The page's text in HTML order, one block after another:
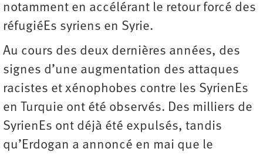
notamment en accélérant le retour forcé des
réfugiéEs syriens en Syrie.
Au cours des deux dernières années, des
signes d’une augmentation des attaques
racistes et xénophobes contre les SyrienEs
en Turquie ont été observés. Des milliers de
SyrienEs ont déjà été expulsés, tandis
qu’Erdogan a annoncé en mai que le